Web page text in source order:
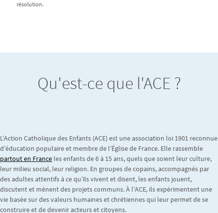
résolution.
Qu'est-ce que l'ACE ?
L’Action Catholique des Enfants (ACE) est une association loi 1901 reconnue
d’éducation populaire et membre de l’Église de France. Elle rassemble
partout en France les enfants de 6 à 15 ans, quels que soient leur culture,
leur milieu social, leur religion. En groupes de copains, accompagnés par
des adultes attentifs à ce qu’ils vivent et disent, les enfants jouent,
discutent et mènent des projets communs. À l’ACE, ils expérimentent une
vie basée sur des valeurs humaines et chrétiennes qui leur permet de se
construire et de devenir acteurs et citoyens.